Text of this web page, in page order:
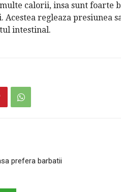
calorii, insa sunt foarte
Acestea regleaza presiunea
intestinal.
prefera barbatii